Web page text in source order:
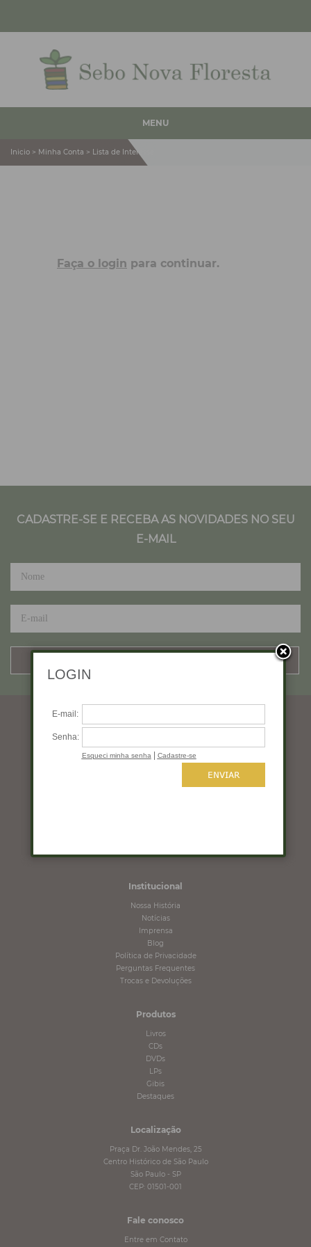
MENU
Inicio > Minha Conta > Lista de Interesse
Faça o login para continuar.
CADASTRE-SE E RECEBA AS NOVIDADES NO SEU
E-MAIL
Horários de funcionamento
Sexta: 10:00 às 18:00
Institucional
Nossa História
Notícias
Imprensa
Blog
Política de Privacidade
Perguntas Frequentes
Trocas e Devoluções
Produtos
Livros
CDs
DVDs
LPs
Gibis
Destaques
Localização
Praça Dr. João Mendes, 25
Centro Histórico de São Paulo
São Paulo - SP
CEP: 01501-001
Fale conosco
Entre em Contato